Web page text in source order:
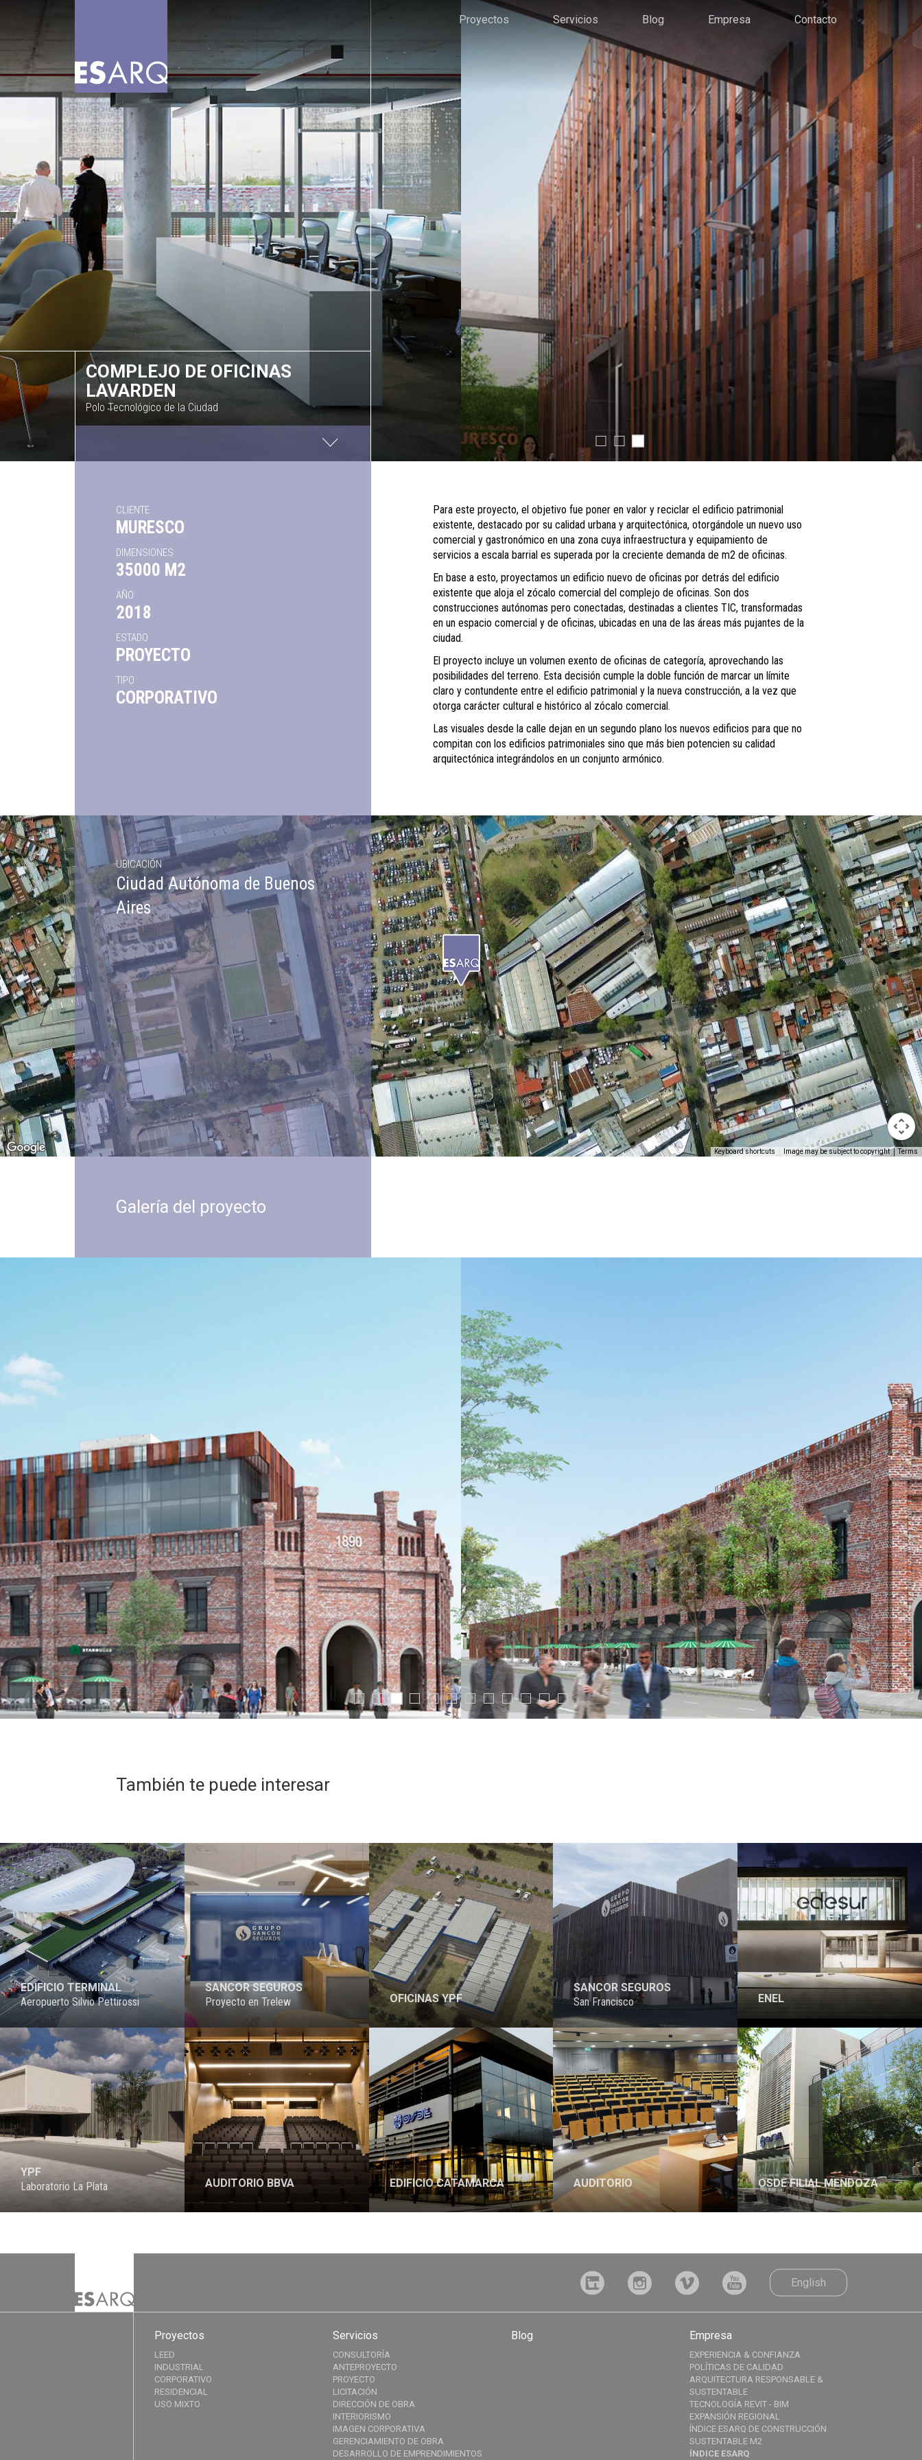
Proyectos Servicios Blog Empresa Contacto
COMPLEJO DE OFICINAS
LAVARDEN
Polo Tecnológico de la Ciudad
CLIENTE
MURESCO
DIMENSIONES
35000 M2
AÑO
2018
ESTADO
PROYECTO
TIPO
CORPORATIVO
Para este proyecto, el objetivo fue poner en valor y reciclar el edificio patrimonial
existente, destacado por su calidad urbana y arquitectónica, otorgándole un nuevo uso
comercial y gastronómico en una zona cuya infraestructura y equipamiento de
servicios a escala barrial es superada por la creciente demanda de m2 de oficinas.
En base a esto, proyectamos un edificio nuevo de oficinas por detrás del edificio
existente que aloja el zócalo comercial del complejo de oficinas. Son dos
construcciones autónomas pero conectadas, destinadas a clientes TIC, transformadas
en un espacio comercial y de oficinas, ubicadas en una de las áreas más pujantes de la
ciudad.
El proyecto incluye un volumen exento de oficinas de categoría, aprovechando las
posibilidades del terreno. Esta decisión cumple la doble función de marcar un límite
claro y contundente entre el edificio patrimonial y la nueva construcción, a la vez que
otorga carácter cultural e histórico al zócalo comercial.
Las visuales desde la calle dejan en un segundo plano los nuevos edificios para que no
compitan con los edificios patrimoniales sino que más bien potencien su calidad
arquitectónica integrándolos en un conjunto armónico.
Keyboard shortcuts Image may be subject to copyright Terms
UBICACIÓN
Ciudad Autónoma de Buenos
Aires
Galería del proyecto
También te puede interesar
EDIFICIO TERMINAL
Aeropuerto Silvio Pettirossi
SANCOR SEGUROS
Proyecto en Trelew
OFICINAS YPF
SANCOR SEGUROS
San Francisco
ENEL
PROYECTO
YPF
Laboratorio La Plata
PROYECTO
AUDITORIO BBVA
PROYECTO
EDIFICIO CATAMARCA
PROYECTO
AUDITORIO
PROYECTO
OSDE FILIAL MENDOZA
English
Proyectos
LEED
INDUSTRIAL
CORPORATIVO
RESIDENCIAL
USO MIXTO
Servicios
CONSULTORÍA
ANTEPROYECTO
PROYECTO
LICITACIÓN
DIRECCIÓN DE OBRA
INTERIORISMO
IMAGEN CORPORATIVA
GERENCIAMIENTO DE OBRA
DESARROLLO DE EMPRENDIMIENTOS
Blog Empresa
EXPERIENCIA & CONFIANZA
POLÍTICAS DE CALIDAD
ARQUITECTURA RESPONSABLE &
SUSTENTABLE
TECNOLOGÍA REVIT - BIM
EXPANSIÓN REGIONAL
ÍNDICE ESARQ DE CONSTRUCCIÓN
SUSTENTABLE M2
ÍNDICE ESARQ